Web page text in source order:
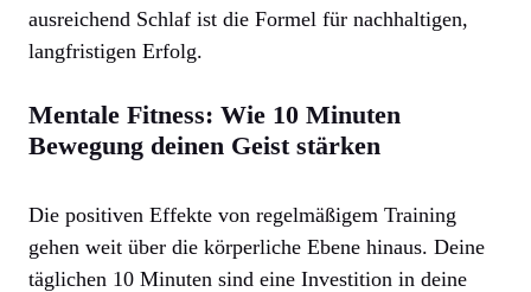
ausreichend Schlaf ist die Formel für nachhaltigen,
langfristigen Erfolg.
Mentale Fitness: Wie 10 Minuten
Bewegung deinen Geist stärken
Die positiven Effekte von regelmäßigem Training
gehen weit über die körperliche Ebene hinaus. Deine
täglichen 10 Minuten sind eine Investition in deine